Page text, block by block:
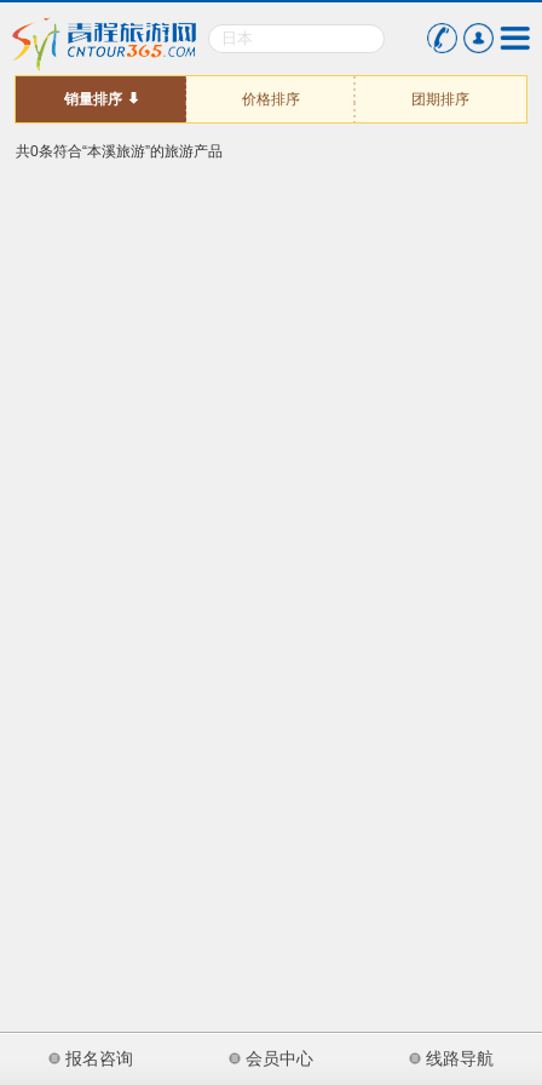
销量排序 价格排序 团期排序
共0条符合“本溪旅游”的旅游产品
报名咨询 会员中心 线路导航